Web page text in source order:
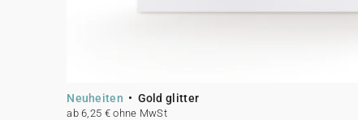
Neuheiten Gold glitter
ab 6,25 € ohne MwSt